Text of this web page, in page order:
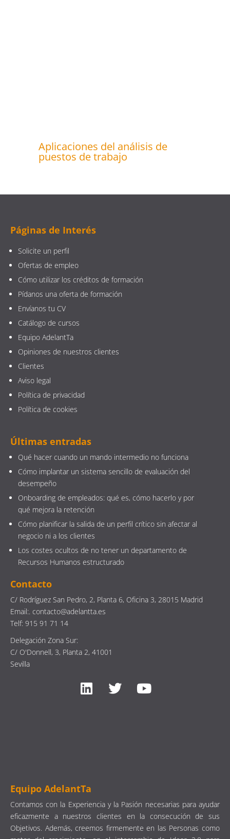
Aplicaciones del análisis de
puestos de trabajo
Páginas de Interés
Solicite un perfil
Ofertas de empleo
Cómo utilizar los créditos de formación
Pídanos una oferta de formación
Envíanos tu CV
Catálogo de cursos
Equipo AdelantTa
Opiniones de nuestros clientes
Clientes
Aviso legal
Política de privacidad
Política de cookies
Últimas entradas
Qué hacer cuando un mando intermedio no funciona
Cómo implantar un sistema sencillo de evaluación del
desempeño
Onboarding de empleados: qué es, cómo hacerlo y por
qué mejora la retención
Cómo planificar la salida de un perfil crítico sin afectar al
negocio ni a los clientes
Los costes ocultos de no tener un departamento de
Recursos Humanos estructurado
Contacto
C/ Rodríguez San Pedro, 2, Planta 6, Oficina 3, 28015 Madrid
Email:. contacto@adelantta.es
Telf: 915 91 71 14
Delegación Zona Sur:
C/ O'Donnell, 3, Planta 2, 41001
Sevilla
Equipo AdelantTa
Contamos con la Experiencia y la Pasión necesarias para ayudar
eficazmente a nuestros clientes en la consecución de sus
Objetivos. Además, creemos firmemente en las Personas como